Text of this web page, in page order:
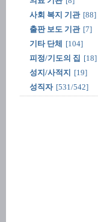
사회 복지 기관 [88]
출판 보도 기관 [7]
기타 단체
[104]
피정/기도의 집 [18]
성지/사적지
[19]
성직자 [531/542]